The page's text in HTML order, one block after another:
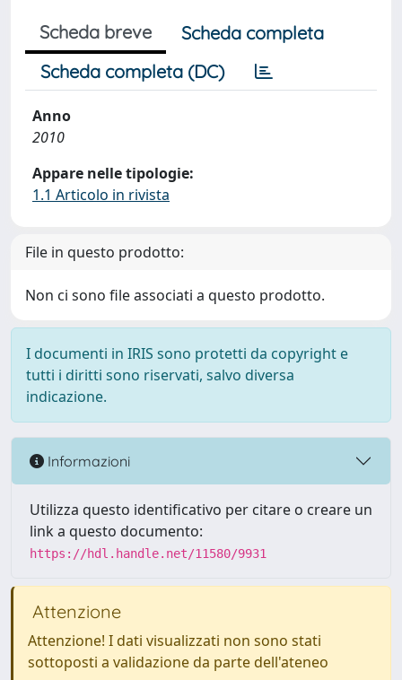
Scheda breve
Scheda completa
Scheda completa (DC)
Anno
2010
Appare nelle tipologie:
1.1 Articolo in rivista
File in questo prodotto:
Non ci sono file associati a questo prodotto.
I documenti in IRIS sono protetti da copyright e
tutti i diritti sono riservati, salvo diversa
indicazione.
Informazioni
Utilizza questo identificativo per citare o creare un
link a questo documento:
https://hdl.handle.net/11580/9931
Attenzione
Attenzione! I dati visualizzati non sono stati
sottoposti a validazione da parte dell'ateneo